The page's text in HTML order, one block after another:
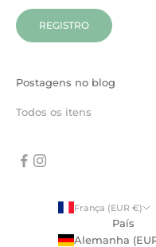
REGISTRO
Postagens no blog
Todos os itens
França (EUR €)
País
Alemanha